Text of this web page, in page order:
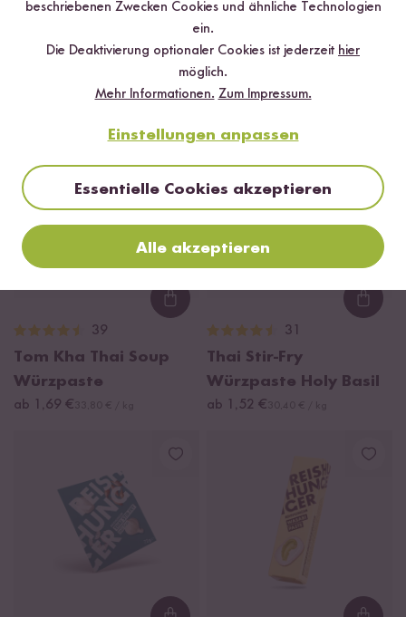
Loading...
30,00 € / kg
Teriyaki Sauce
ab 3,49 €
Loading...
39
Tom Kha Thai Soup
Würzpaste
ab 1,69 €
DU SPARST BIS ZU 10 %
31
Thai Stir-Fry
Würzpaste Holy Basil
ab 1,52 €
beschriebenen Zwecken Cookies und ähnliche Technologien
ein.
Die Deaktivierung optionaler Cookies ist jederzeit hier
möglich.
Mehr Informationen. Zum Impressum.
Einstellungen anpassen
Essentielle Cookies akzeptieren
Alle akzeptieren